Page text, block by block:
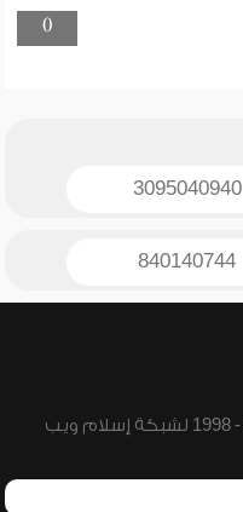
0
3095040940
840140744